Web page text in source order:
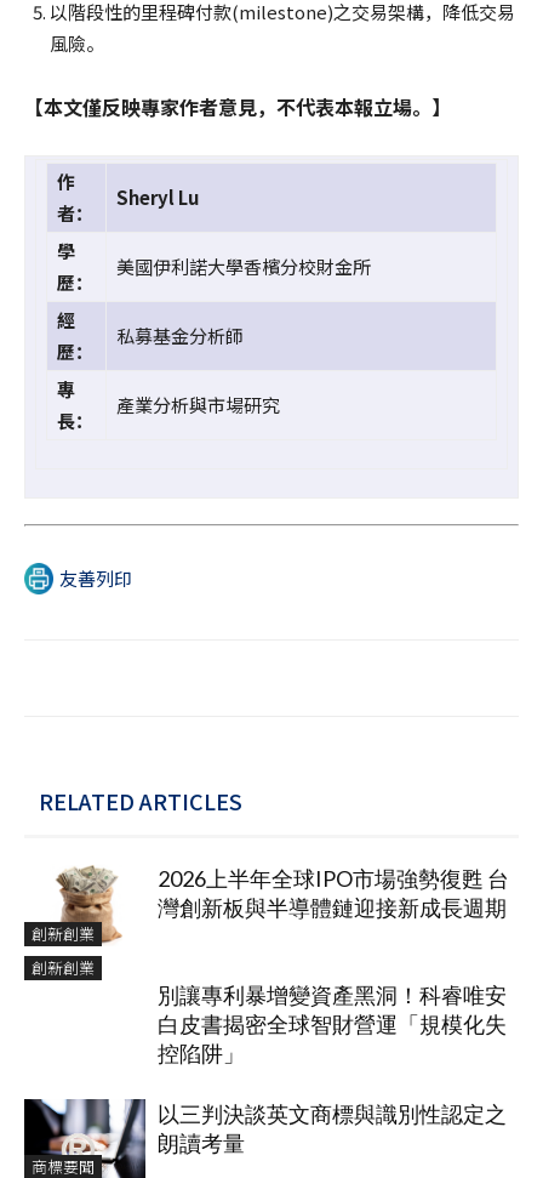
以階段性的里程碑付款(milestone)之交易架構，降低交易
風險。
【本文僅反映專家作者意見，不代表本報立場。】
作
者：
Sheryl Lu
學
歷：
美國伊利諾大學香檳分校財金所
經
歷：
私募基金分析師
專
長：
產業分析與市場研究
友善列印
RELATED ARTICLES
創新創業
2026上半年全球IPO市場強勢復甦 台
灣創新板與半導體鏈迎接新成長週期
創新創業
別讓專利暴增變資產黑洞！科睿唯安
白皮書揭密全球智財營運「規模化失
控陷阱」
商標要聞
以三判決談英文商標與識別性認定之
朗讀考量